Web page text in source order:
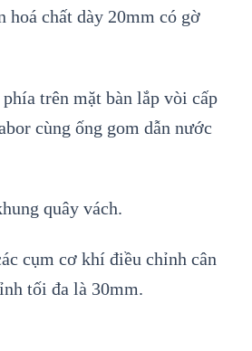
hoá chất dày 20mm có gờ
trên mặt bàn lắp vòi cấp
cùng ống gom dẫn nước
quây vách.
cụm cơ khí điều chỉnh cân
tối đa là 30mm.